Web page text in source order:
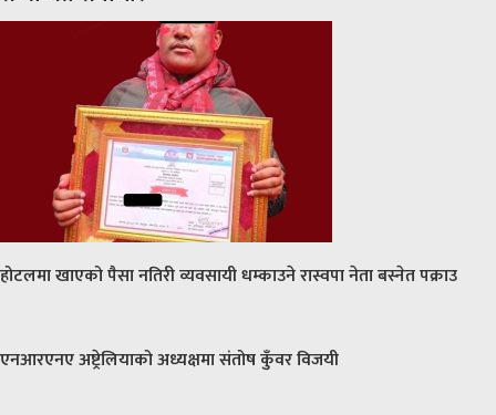
होटलमा खाएको पैसा नतिरी व्यवसायी धम्काउने रास्वपा नेता बस्नेत पक्राउ
एनआरएनए अष्ट्रेलियाको अध्यक्षमा संतोष कुँवर विजयी